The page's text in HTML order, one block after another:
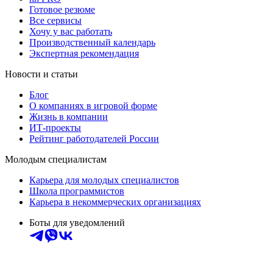
Готовое резюме
Все сервисы
Хочу у вас работать
Производственный календарь
Экспертная рекомендация
Новости и статьи
Блог
О компаниях в игровой форме
Жизнь в компании
ИТ-проекты
Рейтинг работодателей России
Молодым специалистам
Карьера для молодых специалистов
Школа программистов
Карьера в некоммерческих организациях
Боты для уведомлений